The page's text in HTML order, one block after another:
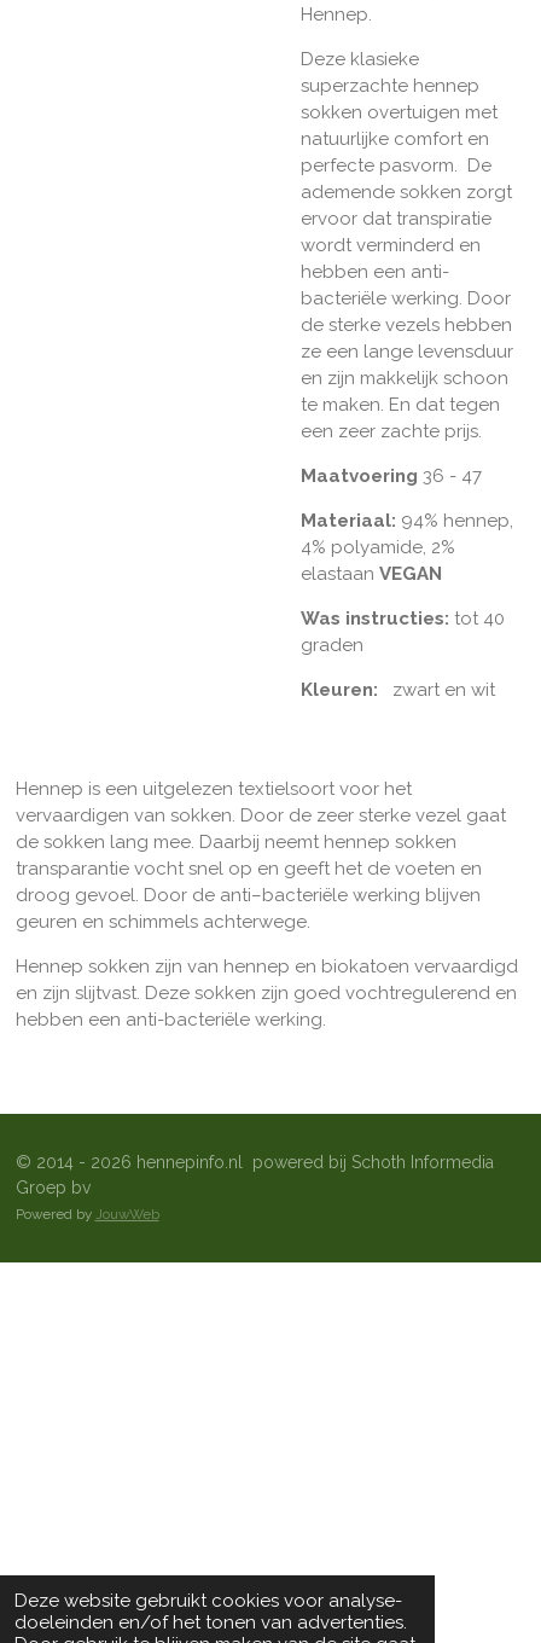
Deze website gebruikt cookies voor analyse-
doeleinden en/of het tonen van advertenties.
Hennep.
Deze klasieke
superzachte hennep
sokken overtuigen met
natuurlijke comfort en
perfecte pasvorm. De
ademende sokken zorgt
ervoor dat transpiratie
wordt verminderd en
hebben een anti-
bacteriële werking. Door
de sterke vezels hebben
ze een lange levensduur
en zijn makkelijk schoon
te maken. En dat tegen
een zeer zachte prijs.
Maatvoering 36 - 47
Materiaal: 94% hennep,
4% polyamide, 2%
elastaan VEGAN
Was instructies: tot 40
graden
Kleuren: zwart en wit
Hennep is een uitgelezen textielsoort voor het
vervaardigen van sokken. Door de zeer sterke vezel gaat
de sokken lang mee. Daarbij neemt hennep sokken
transparantie vocht snel op en geeft het de voeten en
droog gevoel. Door de anti–bacteriële werking blijven
geuren en schimmels achterwege.
Hennep sokken zijn van hennep en biokatoen vervaardigd
en zijn slijtvast. Deze sokken zijn goed vochtregulerend en
hebben een anti-bacteriële werking.
© 2014 - 2026 hennepinfo.nl powered bij Schoth Informedia
Groep bv
Powered by JouwWeb